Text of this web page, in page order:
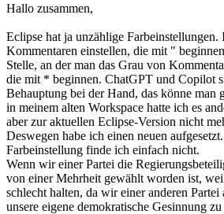
Hallo zusammen,
Eclipse hat ja unzählige
Kommentaren einstellen, die mit "
Stelle, an der man das Grau von
die mit * beginnen. ChatGPT und Copilot
Behauptung bei der Hand, das könne man
in meinem alten Workspace hatte ich es
aber zur aktuellen Eclipse-Version nicht
Deswegen habe ich einen neuen
Farbeinstellung finde ich einfach nicht.
Wenn wir einer Partei die
von einer Mehrheit gewählt worden ist,
schlecht halten, da wir einer anderen
unsere eigene demokratische Gesinnung